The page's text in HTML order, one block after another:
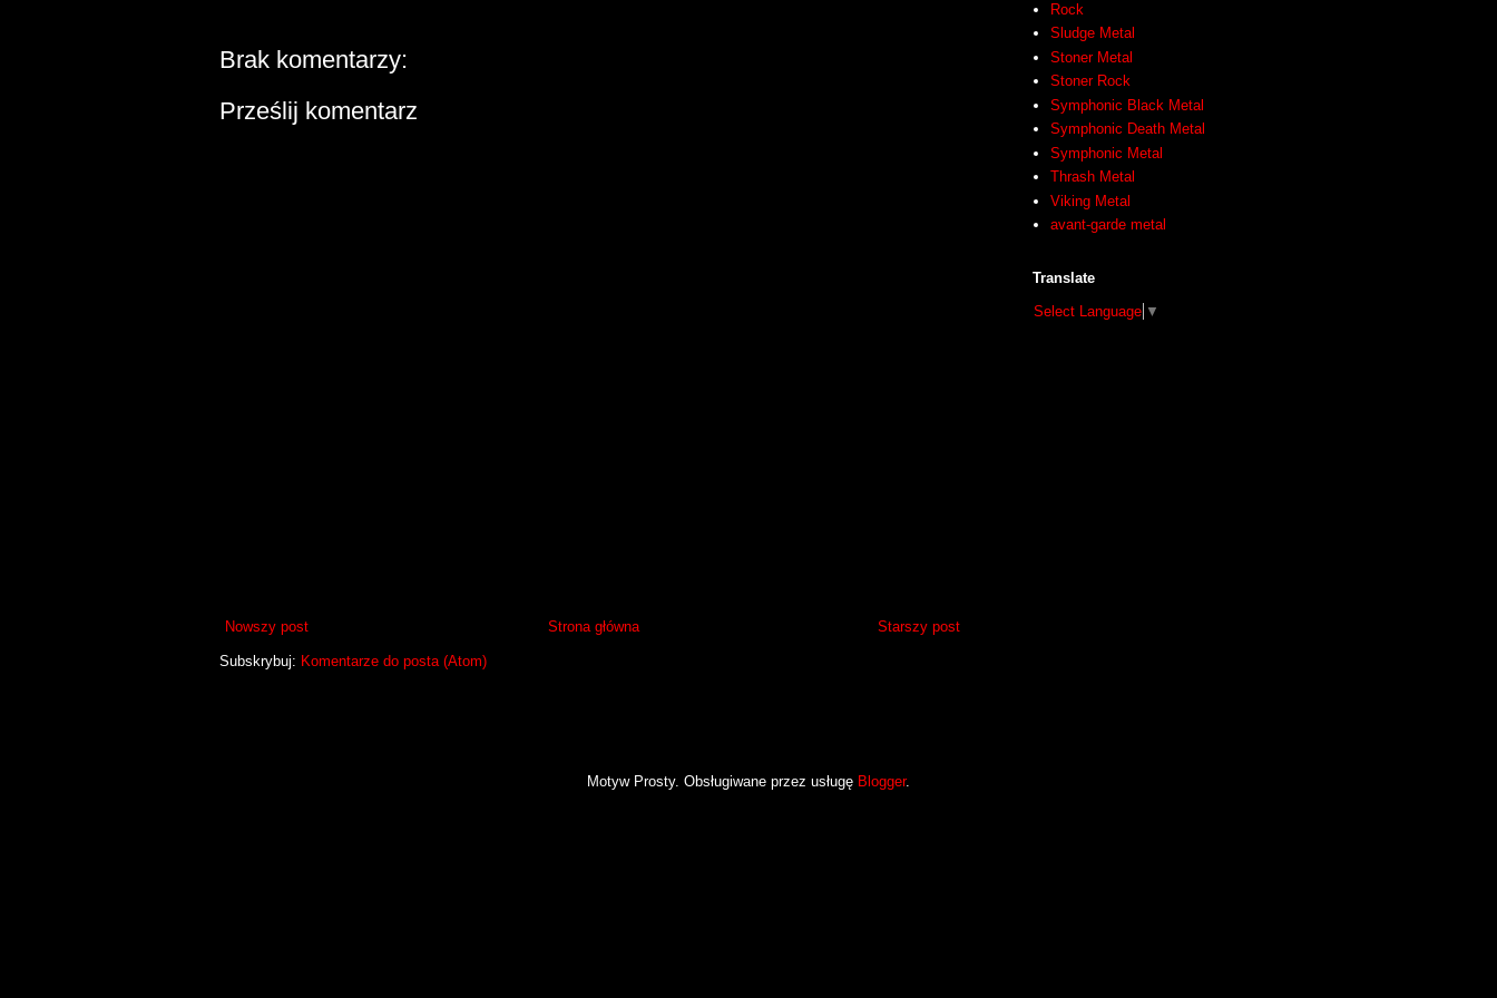
Brak komentarzy:
Prześlij komentarz
Nowszy post Starszy post
Strona główna
Subskrybuj: Komentarze do posta (Atom)
Rock
Sludge Metal
Stoner Metal
Stoner Rock
Symphonic Black Metal
Symphonic Death Metal
Symphonic Metal
Thrash Metal
Viking Metal
avant-garde metal
Translate
Select Language ▼
Motyw Prosty. Obsługiwane przez usługę Blogger.